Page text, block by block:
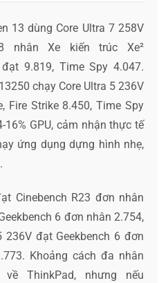
13 dùng Core Ultra 7 258V
nhân Xe kiến trúc Xe²
9.819, Time Spy 4.047.
chạy Core Ultra 5 236V
Fire Strike 8.450, Time Spy
16% GPU, cảm nhận thực tế
ứng dụng dựng hình nhẹ,
Cinebench R23 đơn nhân
6 đơn nhân 2.754,
đạt Geekbench 6 đơn
Khoảng cách đa nhân
về ThinkPad, nhưng nếu